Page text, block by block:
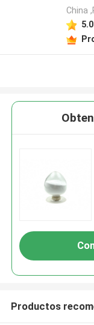
China
5.0
Productos